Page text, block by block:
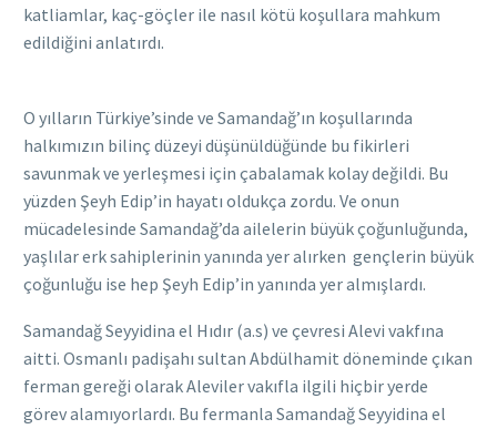
katliamlar, kaç-göçler ile nasıl kötü koşullara mahkum
edildiğini anlatırdı.
O yılların Türkiye’sinde ve Samandağ’ın koşullarında
halkımızın bilinç düzeyi düşünüldüğünde bu fikirleri
savunmak ve yerleşmesi için çabalamak kolay değildi. Bu
yüzden Şeyh Edip’in hayatı oldukça zordu. Ve onun
mücadelesinde Samandağ’da ailelerin büyük çoğunluğunda,
yaşlılar erk sahiplerinin yanında yer alırken gençlerin büyük
çoğunluğu ise hep Şeyh Edip’in yanında yer almışlardı.
Samandağ Seyyidina el Hıdır (a.s) ve çevresi Alevi vakfına
aitti. Osmanlı padişahı sultan Abdülhamit döneminde çıkan
ferman gereği olarak Aleviler vakıfla ilgili hiçbir yerde
görev alamıyorlardı. Bu fermanla Samandağ Seyyidina el